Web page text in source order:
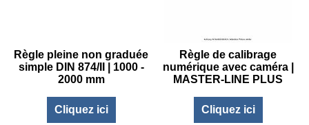
Règle pleine non graduée
simple DIN 874/II | 1000 -
2000 mm
Cliquez ici
Règle de calibrage
numérique avec caméra |
MASTER-LINE PLUS
Cliquez ici